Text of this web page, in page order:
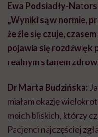
Ewa Podsiadły-
„Wyniki są w normie,
że źle się czuje,
pojawia się rozdźwięk
realnym stanem
Dr Marta Budzińska:
miałam okazję
moich bliskich, którzy
Pacjenci najczęściej